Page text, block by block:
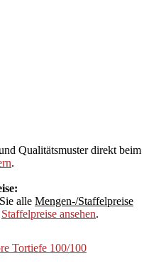
Qualitätsmuster direkt beim
.
alle Mengen-/Staffelpreise
Staffelpreise ansehen.
Tortiefe 100/100